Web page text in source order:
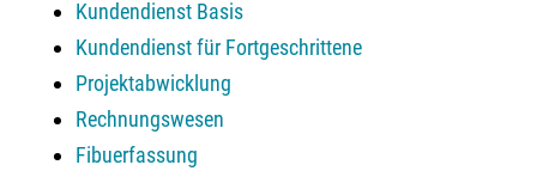
Kundendienst Basis
Kundendienst für Fortgeschrittene
Projektabwicklung
Rechnungswesen
Fibuerfassung